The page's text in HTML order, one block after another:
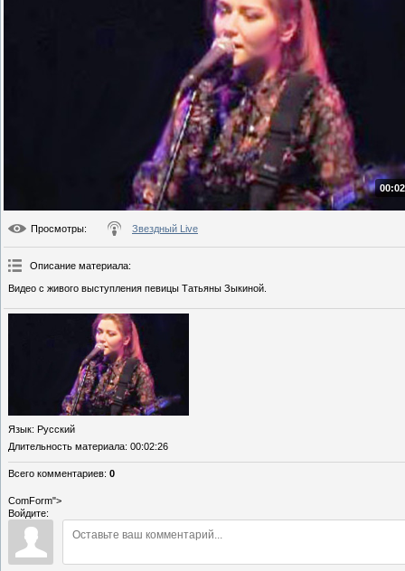
Просмотры: Звездный Live
Описание материала:
Видео с живого выступления певицы Татьяны Зыкиной.
Язык: Русский
Длительность материала: 00:02:26
Всего комментариев: 0
ComForm">
Войдите: